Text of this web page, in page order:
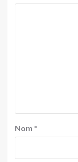
Nom *